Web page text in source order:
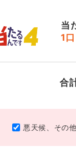
当
1
合
悪天候、その